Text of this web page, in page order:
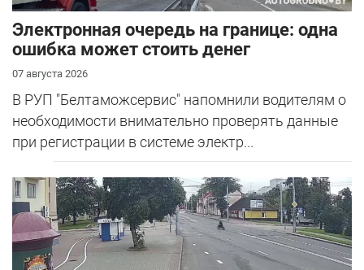
Электронная очередь на границе: одна
ошибка может стоить денег
07 августа 2026
В РУП "Белтаможсервис" напомнили водителям о
необходимости внимательно проверять данные
при регистрации в системе электр...